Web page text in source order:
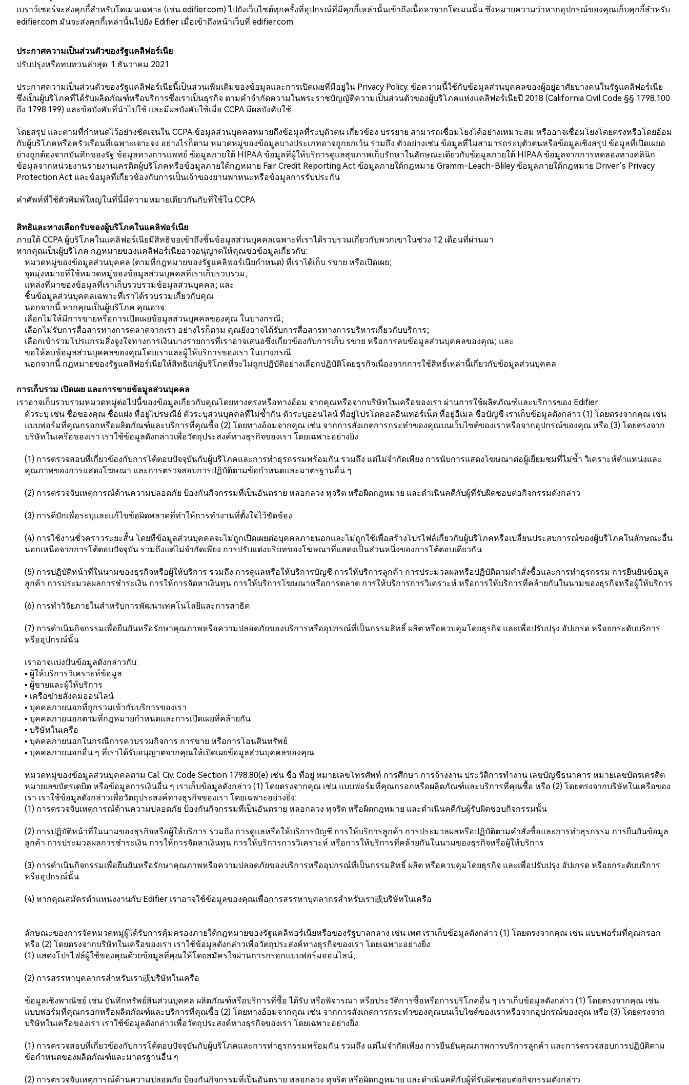
เบราว์เซอร์จะส่งคุกกี้สำหรับโดเมนเฉพาะ (เช่น edifier.com) ไปยังเว็บไซต์ทุกครั้งที่อุปกรณ์ที่มีคุกกี้เหล่านั้นเข้าถึงเนื้อหาจากโดเมนนั้น ซึ่งหมายความว่าหากอุปกรณ์ของคุณเก็บคุกกี้สำหรับ
edifier.com มันจะส่งคุกกี้เหล่านั้นไปยัง Edifier เมื่อเข้าถึงหน้าเว็บที่ edifier.com
ประกาศความเป็นส่วนตัวของรัฐแคลิฟอร์เนีย
ปรับปรุงหรือทบทวนล่าสุด: 1 ธันวาคม 2021
ประกาศความเป็นส่วนตัวของรัฐแคลิฟอร์เนียนี้เป็นส่วนเพิ่มเติมของข้อมูลและการเปิดเผยที่มีอยู่ใน Privacy Policy. ข้อความนี้ใช้กับข้อมูลส่วนบุคคลของผู้อยู่อาศัยบางคนในรัฐแคลิฟอร์เนีย
ซึ่งเป็นผู้บริโภคที่ได้รับผลิตภัณฑ์หรือบริการซึ่งเราเป็นธุรกิจ ตามคำจำกัดความในพระราชบัญญัติความเป็นส่วนตัวของผู้บริโภคแห่งแคลิฟอร์เนียปี 2018 (California Civil Code §§ 1798.100
ถึง 1798.199) และข้อบังคับที่นำไปใช้ และมีผลบังคับใช้เมื่อ CCPA มีผลบังคับใช้
โดยสรุป และตามที่กำหนดไว้อย่างชัดเจนใน CCPA ข้อมูลส่วนบุคคลหมายถึงข้อมูลที่ระบุตัวตน เกี่ยวข้อง บรรยาย สามารถเชื่อมโยงได้อย่างเหมาะสม หรืออาจเชื่อมโยงโดยตรงหรือโดยอ้อม
กับผู้บริโภคหรือครัวเรือนที่เฉพาะเจาะจง อย่างไรก็ตาม หมวดหมู่ของข้อมูลบางประเภทอาจถูกยกเว้น รวมถึง ตัวอย่างเช่น ข้อมูลที่ไม่สามารถระบุตัวตนหรือข้อมูลเชิงสรุป ข้อมูลที่เปิดเผยอ
ย่างถูกต้องจากบันทึกของรัฐ ข้อมูลทางการแพทย์ ข้อมูลภายใต้ HIPAA ข้อมูลที่ผู้ให้บริการดูแลสุขภาพเก็บรักษาในลักษณะเดียวกับข้อมูลภายใต้ HIPAA ข้อมูลจากการทดลองทางคลินิก
ข้อมูลจากหน่วยงานรายงานเครดิตผู้บริโภคหรือข้อมูลภายใต้กฎหมาย Fair Credit Reporting Act ข้อมูลภายใต้กฎหมาย Gramm-Leach-Bliley ข้อมูลภายใต้กฎหมาย Driver’s Privacy
Protection Act และข้อมูลที่เกี่ยวข้องกับการเป็นเจ้าของยานพาหนะหรือข้อมูลการรับประกัน
คำศัพท์ที่ใช้ตัวพิมพ์ใหญ่ในที่นี้มีความหมายเดียวกันกับที่ใช้ใน CCPA
สิทธิและทางเลือกรับของผู้บริโภคในแคลิฟอร์เนีย
ภายใต้ CCPA ผู้บริโภคในแคลิฟอร์เนียมีสิทธิขอเข้าถึงชิ้นข้อมูลส่วนบุคคลเฉพาะที่เราได้รวบรวมเกี่ยวกับพวกเขาในช่วง 12 เดือนที่ผ่านมา
หากคุณเป็นผู้บริโภค กฎหมายของแคลิฟอร์เนียอาจอนุญาตให้คุณขอข้อมูลเกี่ยวกับ:
หมวดหมู่ของข้อมูลส่วนบุคคล (ตามที่กฎหมายของรัฐแคลิฟอร์เนียกำหนด) ที่เราได้เก็บ รขาย หรือเปิดเผย;
จุดมุ่งหมายที่ใช้หมวดหมู่ของข้อมูลส่วนบุคคลที่เราเก็บรวบรวม;
แหล่งที่มาของข้อมูลที่เราเก็บรวบรวมข้อมูลส่วนบุคคล; และ
ชิ้นข้อมูลส่วนบุคคลเฉพาะที่เราได้รวบรวมเกี่ยวกับคุณ
นอกจากนี้ หากคุณเป็นผู้บริโภค คุณอาจ:
เลือกไม่ให้มีการขายหรือการเปิดเผยข้อมูลส่วนบุคคลของคุณ ในบางกรณี;
เลือกไม่รับการสื่อสารทางการตลาดจากเรา อย่างไรก็ตาม คุณยังอาจได้รับการสื่อสารทางการบริหารเกี่ยวกับบริการ;
เลือกเข้าร่วมโปรแกรมสิ่งจูงใจทางการเงินบางรายการที่เราอาจเสนอซึ่งเกี่ยวข้องกับการเก็บ รขาย หรือการลบข้อมูลส่วนบุคคลของคุณ; และ
ขอให้ลบข้อมูลส่วนบุคคลของคุณโดยเราและผู้ให้บริการของเรา ในบางกรณี
นอกจากนี้ กฎหมายของรัฐแคลิฟอร์เนียให้สิทธิแก่ผู้บริโภคที่จะไม่ถูกปฏิบัติอย่างเลือกปฏิบัติโดยธุรกิจเนื่องจากการใช้สิทธิ์เหล่านี้เกี่ยวกับข้อมูลส่วนบุคคล
การเก็บรวม เปิดเผย และการขายข้อมูลส่วนบุคคล
เราอาจเก็บรวบรวมหมวดหมู่ต่อไปนี้ของข้อมูลเกี่ยวกับคุณโดยทางตรงหรือทางอ้อม จากคุณหรือจากบริษัทในเครือของเรา ผ่านการใช้ผลิตภัณฑ์และบริการของ Edifier:
ตัวระบุ เช่น ชื่อของคุณ ชื่อแฝง ที่อยู่ไปรษณีย์ ตัวระบุส่วนบุคคลที่ไม่ซ้ำกัน ตัวระบุออนไลน์ ที่อยู่โปรโตคอลอินเทอร์เน็ต ที่อยู่อีเมล ชื่อบัญชี เราเก็บข้อมูลดังกล่าว (1) โดยตรงจากคุณ เช่น
แบบฟอร์มที่คุณกรอกหรือผลิตภัณฑ์และบริการที่คุณซื้อ (2) โดยทางอ้อมจากคุณ เช่น จากการสังเกตการกระทำของคุณบนเว็บไซต์ของเราหรือจากอุปกรณ์ของคุณ หรือ (3) โดยตรงจาก
บริษัทในเครือของเรา เราใช้ข้อมูลดังกล่าวเพื่อวัตถุประสงค์ทางธุรกิจของเรา โดยเฉพาะอย่างยิ่ง:
(1) การตรวจสอบที่เกี่ยวข้องกับการโต้ตอบปัจจุบันกับผู้บริโภคและการทำธุรกรรมพร้อมกัน รวมถึง แต่ไม่จำกัดเพียง การนับการแสดงโฆษณาต่อผู้เยี่ยมชมที่ไม่ซ้ำ วิเคราะห์ตำแหน่งและ
คุณภาพของการแสดงโฆษณา และการตรวจสอบการปฏิบัติตามข้อกำหนดและมาตรฐานอื่น ๆ
(2) การตรวจจับเหตุการณ์ด้านความปลอดภัย ป้องกันกิจกรรมที่เป็นอันตราย หลอกลวง ทุจริต หรือผิดกฎหมาย และดำเนินคดีกับผู้ที่รับผิดชอบต่อกิจกรรมดังกล่าว
(3) การดีบักเพื่อระบุและแก้ไขข้อผิดพลาดที่ทำให้การทำงานที่ตั้งใจไว้ขัดข้อง
(4) การใช้งานชั่วคราวระยะสั้น โดยที่ข้อมูลส่วนบุคคลจะไม่ถูกเปิดเผยต่อบุคคลภายนอกและไม่ถูกใช้เพื่อสร้างโปรไฟล์เกี่ยวกับผู้บริโภคหรือเปลี่ยนประสบการณ์ของผู้บริโภคในลักษณะอื่น
นอกเหนือจากการโต้ตอบปัจจุบัน รวมถึงแต่ไม่จำกัดเพียง การปรับแต่งบริบทของโฆษณาที่แสดงเป็นส่วนหนึ่งของการโต้ตอบเดียวกัน
(5) การปฏิบัติหน้าที่ในนามของธุรกิจหรือผู้ให้บริการ รวมถึง การดูแลหรือให้บริการบัญชี การให้บริการลูกค้า การประมวลผลหรือปฏิบัติตามคำสั่งซื้อและการทำธุรกรรม การยืนยันข้อมูล
ลูกค้า การประมวลผลการชำระเงิน การให้การจัดหาเงินทุน การให้บริการโฆษณาหรือการตลาด การให้บริการการวิเคราะห์ หรือการให้บริการที่คล้ายกันในนามของธุรกิจหรือผู้ให้บริการ
(6) การทำวิจัยภายในสำหรับการพัฒนาเทคโนโลยีและการสาธิต
(7) การดำเนินกิจกรรมเพื่อยืนยันหรือรักษาคุณภาพหรือความปลอดภัยของบริการหรืออุปกรณ์ที่เป็นกรรมสิทธิ์ ผลิต หรือควบคุมโดยธุรกิจ และเพื่อปรับปรุง อัปเกรด หรือยกระดับบริการ
หรืออุปกรณ์นั้น
เราอาจแบ่งปันข้อมูลดังกล่าวกับ:
▪️ ผู้ให้บริการวิเคราะห์ข้อมูล
▪️ ผู้ขายและผู้ให้บริการ
▪️ เครือข่ายสังคมออนไลน์
▪️ บุคคลภายนอกที่ถูกรวมเข้ากับบริการของเรา
▪️ บุคคลภายนอกตามที่กฎหมายกำหนดและการเปิดเผยที่คล้ายกัน
▪️ บริษัทในเครือ
▪️ บุคคลภายนอกในกรณีการควบรวมกิจการ การขาย หรือการโอนสินทรัพย์
▪️ บุคคลภายนอกอื่น ๆ ที่เราได้รับอนุญาตจากคุณให้เปิดเผยข้อมูลส่วนบุคคลของคุณ
หมวดหมู่ของข้อมูลส่วนบุคคลตาม Cal. Civ. Code Section 1798.80(e) เช่น ชื่อ ที่อยู่ หมายเลขโทรศัพท์ การศึกษา การจ้างงาน ประวัติการทำงาน เลขบัญชีธนาคาร หมายเลขบัตรเครดิต
หมายเลขบัตรเดบิต หรือข้อมูลการเงินอื่น ๆ เราเก็บข้อมูลดังกล่าว (1) โดยตรงจากคุณ เช่น แบบฟอร์มที่คุณกรอกหรือผลิตภัณฑ์และบริการที่คุณซื้อ หรือ (2) โดยตรงจากบริษัทในเครือของ
เรา เราใช้ข้อมูลดังกล่าวเพื่อวัตถุประสงค์ทางธุรกิจของเรา โดยเฉพาะอย่างยิ่ง:
(1) การตรวจจับเหตุการณ์ด้านความปลอดภัย ป้องกันกิจกรรมที่เป็นอันตราย หลอกลวง ทุจริต หรือผิดกฎหมาย และดำเนินคดีกับผู้รับผิดชอบกิจกรรมนั้น
(2) การปฏิบัติหน้าที่ในนามของธุรกิจหรือผู้ให้บริการ รวมถึง การดูแลหรือให้บริการบัญชี การให้บริการลูกค้า การประมวลผลหรือปฏิบัติตามคำสั่งซื้อและการทำธุรกรรม การยืนยันข้อมูล
ลูกค้า การประมวลผลการชำระเงิน การให้การจัดหาเงินทุน การให้บริการการวิเคราะห์ หรือการให้บริการที่คล้ายกันในนามของธุรกิจหรือผู้ให้บริการ
(3) การดำเนินกิจกรรมเพื่อยืนยันหรือรักษาคุณภาพหรือความปลอดภัยของบริการหรืออุปกรณ์ที่เป็นกรรมสิทธิ์ ผลิต หรือควบคุมโดยธุรกิจ และเพื่อปรับปรุง อัปเกรด หรือยกระดับบริการ
หรืออุปกรณ์นั้น
(4) หากคุณสมัครตำแหน่งงานกับ Edifier เราอาจใช้ข้อมูลของคุณเพื่อการสรรหาบุคลากรสำหรับเรา或บริษัทในเครือ
ลักษณะของการจัดหมวดหมู่ผู้ได้รับการคุ้มครองภายใต้กฎหมายของรัฐแคลิฟอร์เนียหรือของรัฐบาลกลาง เช่น เพศ เราเก็บข้อมูลดังกล่าว (1) โดยตรงจากคุณ เช่น แบบฟอร์มที่คุณกรอก
หรือ (2) โดยตรงจากบริษัทในเครือของเรา เราใช้ข้อมูลดังกล่าวเพื่อวัตถุประสงค์ทางธุรกิจของเรา โดยเฉพาะอย่างยิ่ง:
(1) แสดงโปรไฟล์ผู้ใช้ของคุณด้วยข้อมูลที่คุณให้โดยสมัครใจผ่านการกรอกแบบฟอร์มออนไลน์;
(2) การสรรหาบุคลากรสำหรับเรา或บริษัทในเครือ
ข้อมูลเชิงพาณิชย์ เช่น บันทึกทรัพย์สินส่วนบุคคล ผลิตภัณฑ์หรือบริการที่ซื้อ ได้รับ หรือพิจารณา หรือประวัติการซื้อหรือการบริโภคอื่น ๆ เราเก็บข้อมูลดังกล่าว (1) โดยตรงจากคุณ เช่น
แบบฟอร์มที่คุณกรอกหรือผลิตภัณฑ์และบริการที่คุณซื้อ (2) โดยทางอ้อมจากคุณ เช่น จากการสังเกตการกระทำของคุณบนเว็บไซต์ของเราหรือจากอุปกรณ์ของคุณ หรือ (3) โดยตรงจาก
บริษัทในเครือของเรา เราใช้ข้อมูลดังกล่าวเพื่อวัตถุประสงค์ทางธุรกิจของเรา โดยเฉพาะอย่างยิ่ง:
(1) การตรวจสอบที่เกี่ยวข้องกับการโต้ตอบปัจจุบันกับผู้บริโภคและการทำธุรกรรมพร้อมกัน รวมถึง แต่ไม่จำกัดเพียง การยืนยันคุณภาพการบริการลูกค้า และการตรวจสอบการปฏิบัติตาม
ข้อกำหนดของผลิตภัณฑ์และมาตรฐานอื่น ๆ
(2) การตรวจจับเหตุการณ์ด้านความปลอดภัย ป้องกันกิจกรรมที่เป็นอันตราย หลอกลวง ทุจริต หรือผิดกฎหมาย และดำเนินคดีกับผู้ที่รับผิดชอบต่อกิจกรรมดังกล่าว